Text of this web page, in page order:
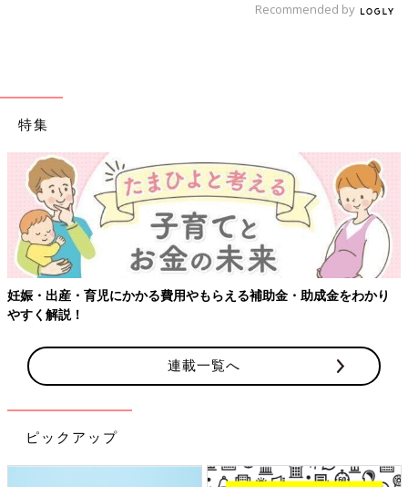
Recommended by
特集
【ワクチン接種できるものも】妊婦の感染症対策、知っておい
連載一覧へ
ピックアップ